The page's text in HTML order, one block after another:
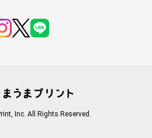
Inc. All Rights Reserved.